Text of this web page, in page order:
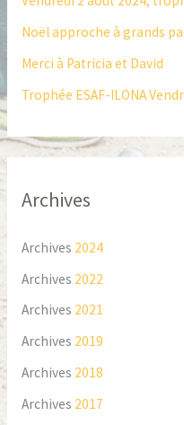
h
e
r
Noël approche à grands
Merci à Patricia et David
Trophée ESAF-ILONA
Archives
Archives 2024
Archives 2022
Archives 2021
Archives 2019
Archives 2018
Archives 2017